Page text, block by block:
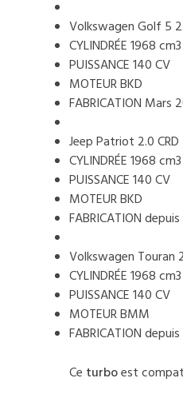
Volkswagen Golf 5
CYLINDRÉE 1968 cm3
PUISSANCE 140 CV
MOTEUR BKD
FABRICATION Mars
Jeep Patriot 2.0 CRD
CYLINDRÉE 1968 cm3
PUISSANCE 140 CV
MOTEUR BKD
FABRICATION
Volkswagen Touran
CYLINDRÉE 1968 cm3
PUISSANCE 140 CV
MOTEUR BMM
FABRICATION
Ce turboest